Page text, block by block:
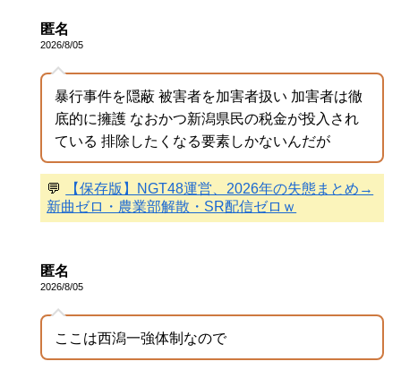
匿名
2026/8/05
暴行事件を隠蔽 被害者を加害者扱い 加害者は徹
底的に擁護 なおかつ新潟県民の税金が投入され
ている 排除したくなる要素しかないんだが
💬
【保存版】NGT48運営、2026年の失態まとめ→
新曲ゼロ・農業部解散・SR配信ゼロｗ
匿名
2026/8/05
ここは西潟一強体制なので